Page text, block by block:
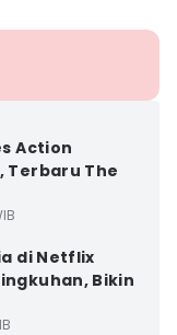
Action
Terbaru The
di Netflix
Bikin